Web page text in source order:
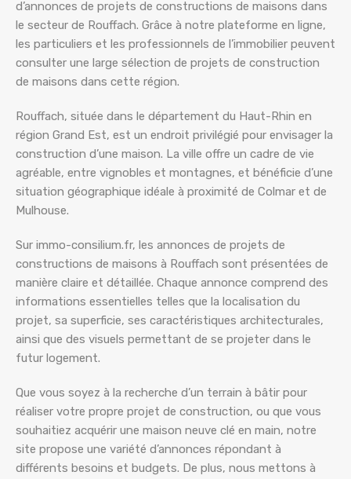
d’annonces de projets de constructions de maisons dans
le secteur de Rouffach. Grâce à notre plateforme en ligne,
les particuliers et les professionnels de l’immobilier peuvent
consulter une large sélection de projets de construction
de maisons dans cette région.
Rouffach, située dans le département du Haut-Rhin en
région Grand Est, est un endroit privilégié pour envisager la
construction d’une maison. La ville offre un cadre de vie
agréable, entre vignobles et montagnes, et bénéficie d’une
situation géographique idéale à proximité de Colmar et de
Mulhouse.
Sur immo-consilium.fr, les annonces de projets de
constructions de maisons à Rouffach sont présentées de
manière claire et détaillée. Chaque annonce comprend des
informations essentielles telles que la localisation du
projet, sa superficie, ses caractéristiques architecturales,
ainsi que des visuels permettant de se projeter dans le
futur logement.
Que vous soyez à la recherche d’un terrain à bâtir pour
réaliser votre propre projet de construction, ou que vous
souhaitiez acquérir une maison neuve clé en main, notre
site propose une variété d’annonces répondant à
différents besoins et budgets. De plus, nous mettons à